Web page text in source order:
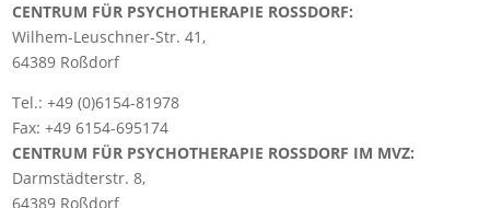
CENTRUM FÜR PSYCHOTHERAPIE ROSSDORF:
Wilhem-Leuschner-Str. 41,
64389 Roßdorf
Tel.: +49 (0)6154-81978
Fax: +49 6154-695174
CENTRUM FÜR PSYCHOTHERAPIE ROSSDORF IM MVZ:
Darmstädterstr. 8,
64389 Roßdorf